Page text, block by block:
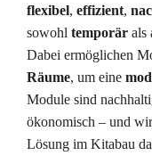
flexibel, effizient,
sowohl temporär als
Dabei ermöglichen
Räume, um eine
Module sind
ökonomisch – und
Lösung im Kitabau